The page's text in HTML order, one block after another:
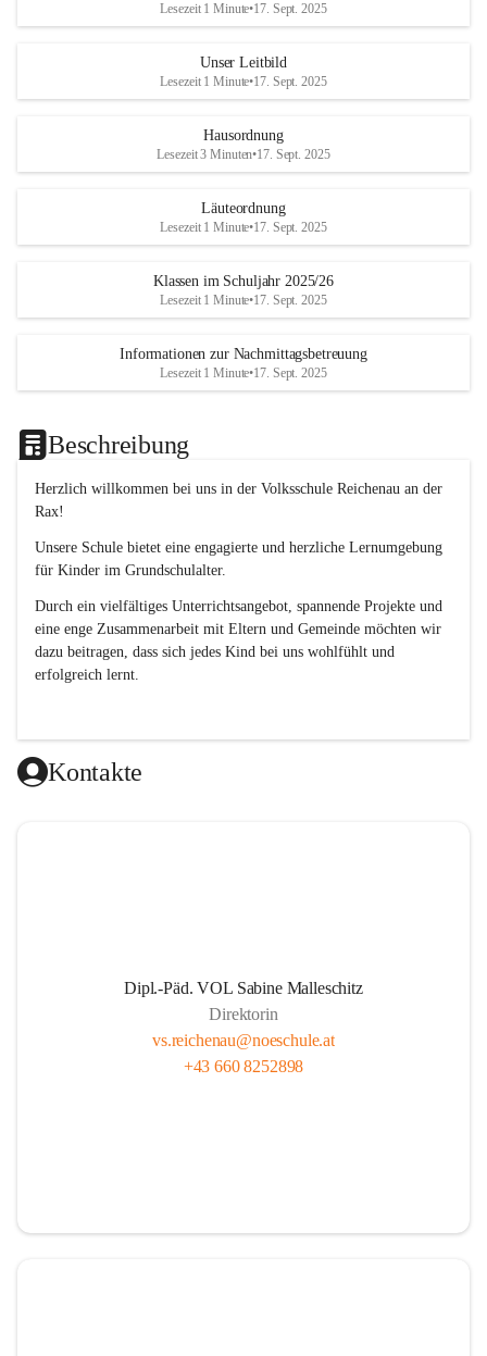
Lesezeit 1 Minute•17. Sept. 2025
Unser Leitbild
Lesezeit 1 Minute•17. Sept. 2025
Hausordnung
Lesezeit 3 Minuten•17. Sept. 2025
Läuteordnung
Lesezeit 1 Minute•17. Sept. 2025
Klassen im Schuljahr 2025/26
Lesezeit 1 Minute•17. Sept. 2025
Informationen zur Nachmittagsbetreuung
Lesezeit 1 Minute•17. Sept. 2025
Beschreibung
Herzlich willkommen bei uns in der Volksschule Reichenau an der
Rax!
Unsere Schule bietet eine engagierte und herzliche Lernumgebung
für Kinder im Grundschulalter.
Durch ein vielfältiges Unterrichtsangebot, spannende Projekte und
eine enge Zusammenarbeit mit Eltern und Gemeinde möchten wir
dazu beitragen, dass sich jedes Kind bei uns wohlfühlt und
erfolgreich lernt.
Kontakte
Dipl.-Päd. VOL Sabine Malleschitz
Direktorin
vs.reichenau@noeschule.at
+43 660 8252898